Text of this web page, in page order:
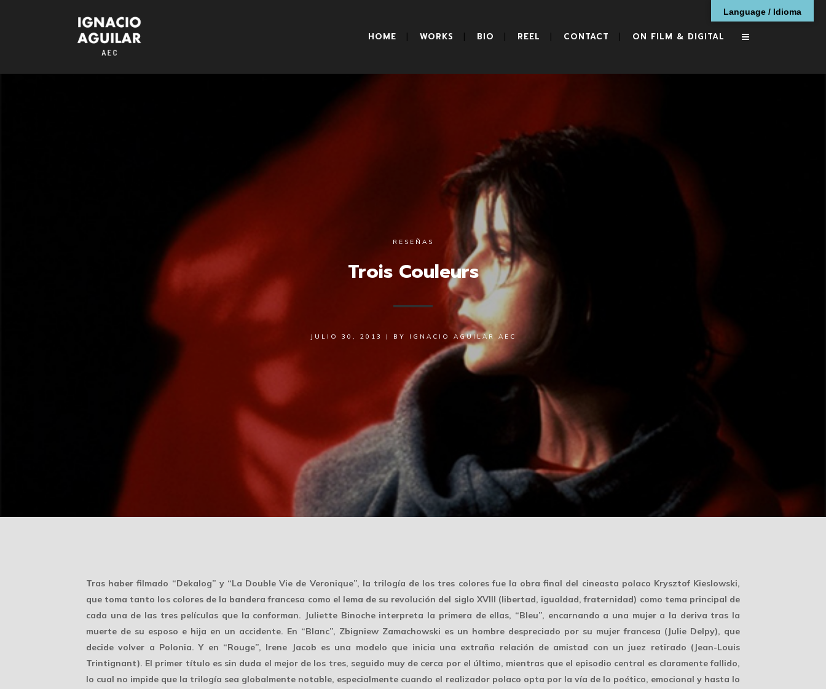
HOME WORKS BIO REEL CONTACT ON FILM & DIGITAL
RESEÑAS
Trois Couleurs
JULIO 30, 2013 | BY IGNACIO AGUILAR AEC
Tras haber filmado “Dekalog” y “La Double Vie de Veronique”, la trilogía de los tres colores fue la obra final del cineasta polaco Krysztof Kieslowski,
que toma tanto los colores de la bandera francesa como el lema de su revolución del siglo XVIII (libertad, igualdad, fraternidad) como tema principal de
cada una de las tres películas que la conforman. Juliette Binoche interpreta la primera de ellas, “Bleu”, encarnando a una mujer a la deriva tras la
muerte de su esposo e hija en un accidente. En “Blanc”, Zbigniew Zamachowski es un hombre despreciado por su mujer francesa (Julie Delpy), que
decide volver a Polonia. Y en “Rouge”, Irene Jacob es una modelo que inicia una extraña relación de amistad con un juez retirado (Jean-Louis
Trintignant). El primer título es sin duda el mejor de los tres, seguido muy de cerca por el último, mientras que el episodio central es claramente fallido,
lo cual no impide que la trilogía sea globalmente notable, especialmente cuando el realizador polaco opta por la vía de lo poético, emocional y hasta lo
Language / Idioma